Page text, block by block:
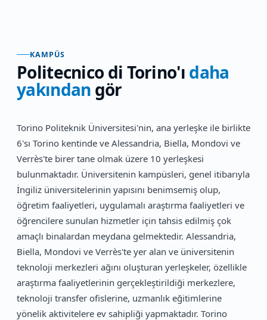
KAMPÜS
Politecnico di Torino'ı daha
yakından gör
Torino Politeknik Üniversitesi'nin, ana yerleşke ile birlikte
6'sı Torino kentinde ve Alessandria, Biella, Mondovi ve
Verrès'te birer tane olmak üzere 10 yerleşkesi
bulunmaktadır. Üniversitenin kampüsleri, genel itibarıyla
İngiliz üniversitelerinin yapısını benimsemiş olup,
öğretim faaliyetleri, uygulamalı araştırma faaliyetleri ve
öğrencilere sunulan hizmetler için tahsis edilmiş çok
amaçlı binalardan meydana gelmektedir. Alessandria,
Biella, Mondovi ve Verrès'te yer alan ve üniversitenin
teknoloji merkezleri ağını oluşturan yerleşkeler, özellikle
araştırma faaliyetlerinin gerçekleştirildiği merkezlere,
teknoloji transfer ofislerine, uzmanlık eğitimlerine
yönelik aktivitelere ev sahipliği yapmaktadır. Torino